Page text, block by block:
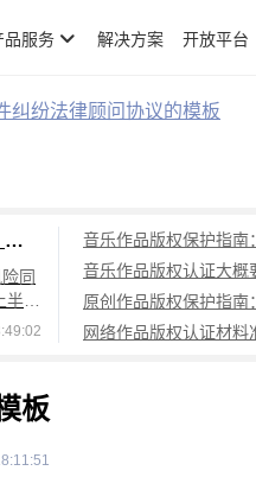
品服务 解决方案 开放平台
纠纷法律顾问协议的模板
原创作品版权保护全流程指南：从创作到维权，可信时间戳平台操作详解
同
年
板